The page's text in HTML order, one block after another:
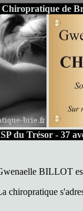
de
du Trésor - 37
BILLOT
chiropratique